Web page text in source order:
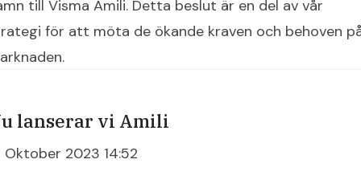
till Visma Amili. Detta beslut är en del av vår
för att möta de ökande kraven och behoven
lanserar vi Amili
Oktober 2023 14:52